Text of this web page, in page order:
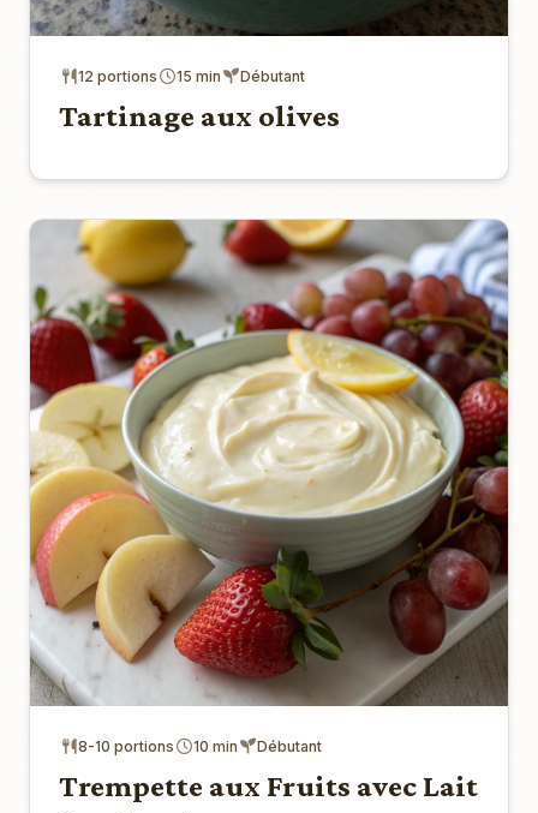
12 portions 15 min Débutant
Tartinage aux olives
8-10 portions 10 min Débutant
Trempette aux Fruits avec Lait